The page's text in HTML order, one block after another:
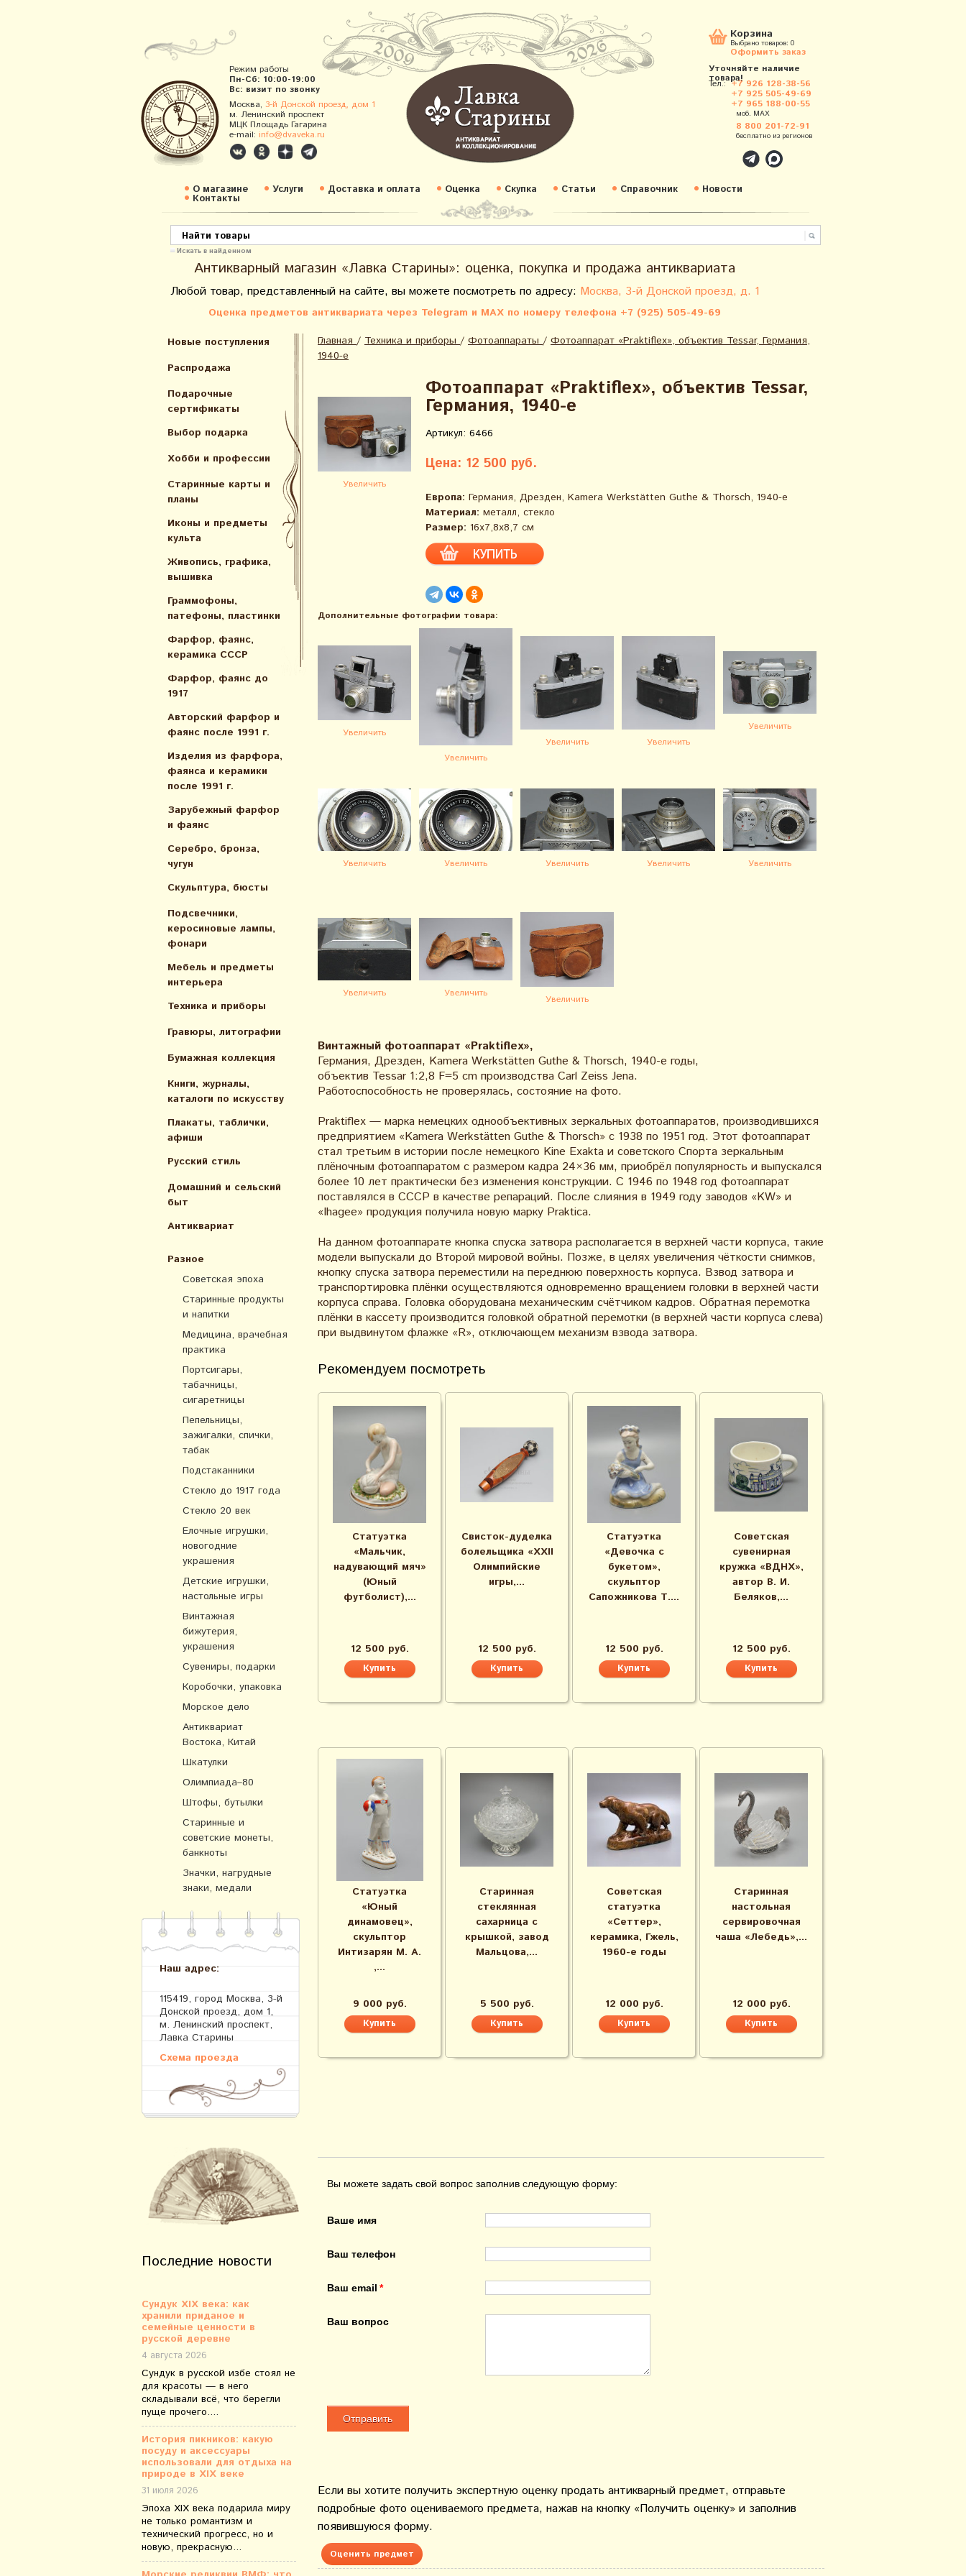
Режим работы
Пн-Сб: 10:00-19:00
Вс: визит по звонку
Москва, 3-й Донской проезд, дом 1
м. Ленинский проспект
МЦК Площадь Гагарина
e-mail: info@dvaveka.ru
Корзина
Выбрано товаров: 0
Оформить заказ
Уточняйте наличие
товара!
Тел.: +7 926 128-38-56
+7 925 505-49-69
+7 965 188-00-55
моб. MAX
8 800 201-72-91
бесплатно из регионов
О магазине Услуги Доставка и оплата Оценка Скупка Статьи Справочник Новости
Контакты
Искать в найденном
Антикварный магазин «Лавка Старины»: оценка, покупка и продажа антиквариата
Любой товар, представленный на сайте, вы можете посмотреть по адресу: Москва, 3-й Донской проезд, д. 1
Оценка предметов антиквариата через Telegram и MAX по номеру телефона +7 (925) 505-49-69
Новые поступления
Распродажа
Подарочные
сертификаты
Выбор подарка
Хобби и профессии
Старинные карты и
планы
Иконы и предметы
культа
Живопись, графика,
вышивка
Граммофоны,
патефоны, пластинки
Фарфор, фаянс,
керамика СССР
Фарфор, фаянс до
1917
Авторский фарфор и
фаянс после 1991 г.
Изделия из фарфора,
фаянса и керамики
после 1991 г.
Зарубежный фарфор
и фаянс
Серебро, бронза,
чугун
Скульптура, бюсты
Подсвечники,
керосиновые лампы,
фонари
Мебель и предметы
интерьера
Техника и приборы
Гравюры, литографии
Бумажная коллекция
Книги, журналы,
каталоги по искусcтву
Плакаты, таблички,
афиши
Русский стиль
Домашний и сельский
быт
Антиквариат
Разное
Советская эпоха
Старинные продукты
и напитки
Медицина, врачебная
практика
Портсигары,
табачницы,
сигаретницы
Пепельницы,
зажигалки, спички,
табак
Подстаканники
Стекло до 1917 года
Стекло 20 век
Елочные игрушки,
новогодние
украшения
Детские игрушки,
настольные игры
Винтажная
бижутерия,
украшения
Сувениры, подарки
Коробочки, упаковка
Морское дело
Антиквариат
Востока, Китай
Шкатулки
Олимпиада–80
Штофы, бутылки
Старинные и
советские монеты,
банкноты
Значки, нагрудные
знаки, медали
Наш адрес:
115419, город Москва, 3-й
Донской проезд, дом 1,
м. Ленинский проспект,
Лавка Старины
Схема проезда
Последние новости
Сундук XIX века: как
хранили приданое и
семейные ценности в
русской деревне
4 августа 2026
Сундук в русской избе стоял не
для красоты — в него
складывали всё, что берегли
пуще прочего....
История пикников: какую
посуду и аксессуары
использовали для отдыха на
природе в XIX веке
31 июля 2026
Эпоха XIX века подарила миру
не только романтизм и
технический прогресс, но и
новую, прекрасную...
Главная / Техника и приборы / Фотоаппараты / Фотоаппарат «Praktiflex», объектив Tessar, Германия,
1940-е
Увеличить
Фотоаппарат «Praktiflex», объектив Tessar,
Германия, 1940-е
Артикул: 6466
Цена: 12 500 руб.
Европа: Германия, Дрезден, Kamera Werkstätten Guthe & Thorsch, 1940-е
Материал: металл, стекло
Размер: 16х7,8х8,7 см
Дополнительные фотографии товара:
Увеличить
Увеличить
Увеличить Увеличить
Увеличить
Увеличить Увеличить Увеличить Увеличить Увеличить
Увеличить Увеличить
Увеличить
Винтажный фотоаппарат «Praktiflex»,
Германия, Дрезден, Kamera Werkstätten Guthe & Thorsch, 1940-е годы,
объектив Tessar 1:2,8 F=5 cm производства Carl Zeiss Jena.
Работоспособность не проверялась, состояние на фото.
Praktiflex — марка немецких однообъективных зеркальных фотоаппаратов, производившихся
предприятием «Kamera Werkstätten Guthe & Thorsch» с 1938 по 1951 год. Этот фотоаппарат
стал третьим в истории после немецкого Kine Exakta и советского Спорта зеркальным
плёночным фотоаппаратом с размером кадра 24×36 мм, приобрёл популярность и выпускался
более 10 лет практически без изменения конструкции. С 1946 по 1948 год фотоаппарат
поставлялся в СССР в качестве репараций. После слияния в 1949 году заводов «KW» и
«Ihagee» продукция получила новую марку Praktica.
На данном фотоаппарате кнопка спуска затвора располагается в верхней части корпуса, такие
модели выпускали до Второй мировой войны. Позже, в целях увеличения чёткости снимков,
кнопку спуска затвора переместили на переднюю поверхность корпуса. Взвод затвора и
транспортировка плёнки осуществляются одновременно вращением головки в верхней части
корпуса справа. Головка оборудована механическим счётчиком кадров. Обратная перемотка
плёнки в кассету производится головкой обратной перемотки (в верхней части корпуса слева)
при выдвинутом флажке «R», отключающем механизм взвода затвора.
Рекомендуем посмотреть
Статуэтка
«Мальчик,
надувающий мяч»
(Юный
футболист),...
12 500 руб.
Свисток-дуделка
болельщика «XXII
Олимпийские
игры,...
12 500 руб.
Статуэтка
«Девочка с
букетом»,
скульптор
Сапожникова Т....
12 500 руб.
Советская
сувенирная
кружка «ВДНХ»,
автор В. И.
Беляков,...
12 500 руб.
Статуэтка
«Юный
динамовец»,
скульптор
Интизарян​ М. А.​
,...
9 000 руб.
Старинная
стеклянная
сахарница с
крышкой, завод
Мальцова,...
5 500 руб.
Советская
статуэтка
«Сеттер»,
керамика, Гжель,
1960-е годы
12 000 руб.
Старинная
настольная
сервировочная
чаша «Лебедь»,...
12 000 руб.
Вы можете задать свой вопрос заполнив следующую форму:
Ваше имя
Ваш телефон
Ваш email
Ваш вопрос
Если вы хотите получить экспертную оценку продать антикварный предмет, отправьте
подробные фото оцениваемого предмета, нажав на кнопку «Получить оценку» и заполнив
появившуюся форму.
Оценить предмет